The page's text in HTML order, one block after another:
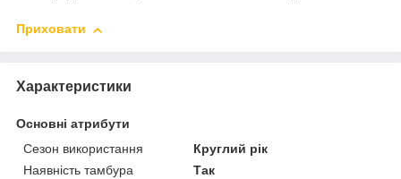
Приховати
Характеристики
Основні атрибути
Сезон використання
Круглий рік
Наявність тамбура
Так